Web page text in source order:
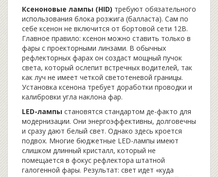
Ксеноновые лампы (HID) требуют обязательного
использования блока розжига (балласта). Сам по
себе ксенон не включится от бортовой сети 12В.
Главное правило: ксенон можно ставить только в
фары с проекторными линзами. В обычных
рефлекторных фарах он создаст мощный пучок
света, который ослепит встречных водителей, так
как луч не имеет четкой светотеневой границы.
Установка ксенона требует доработки проводки и
калибровки угла наклона фар.
LED-лампы становятся стандартом де-факто для
модернизации. Они энергоэффективны, долговечны
и сразу дают белый свет. Однако здесь кроется
подвох. Многие бюджетные LED-лампы имеют
слишком длинный кристалл, который не
помещается в фокус рефлектора штатной
галогенной фары. Результат: свет идет «куда